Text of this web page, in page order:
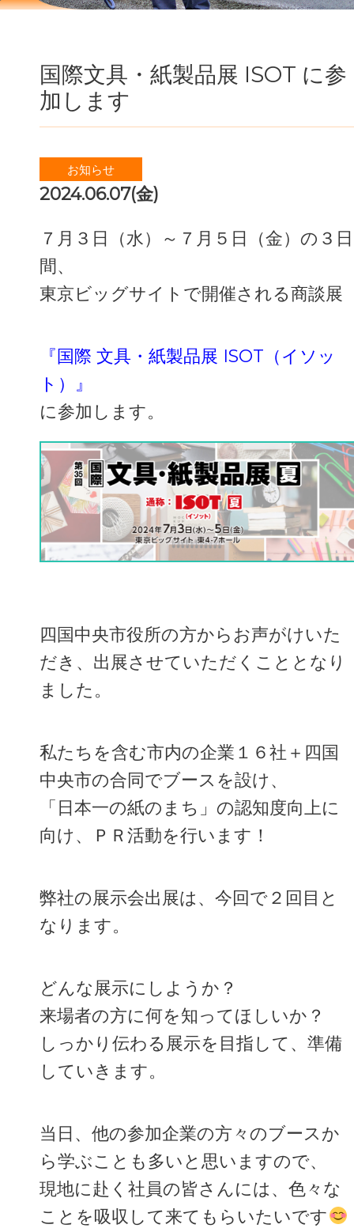
国際文具・紙製品展 ISOT に参
加します
お知らせ
2024.06.07(金)
７月３日（水）～７月５日（金）の３日
間、
東京ビッグサイトで開催される商談展
『国際 文具・紙製品展 ISOT（イソッ
ト）』
に参加します。
四国中央市役所の方からお声がけいた
だき、出展させていただくこととなり
ました。
私たちを含む市内の企業１６社＋四国
中央市の合同でブースを設け、
「日本一の紙のまち」の認知度向上に
向け、ＰＲ活動を行います！
弊社の展示会出展は、今回で２回目と
なります。
どんな展示にしようか？
来場者の方に何を知ってほしいか？
しっかり伝わる展示を目指して、準備
していきます。
当日、他の参加企業の方々のブースか
ら学ぶことも多いと思いますので、
現地に赴く社員の皆さんには、色々な
ことを吸収して来てもらいたいです